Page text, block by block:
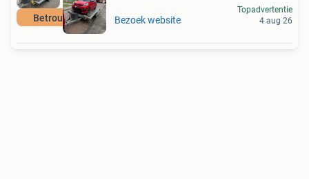
Betrouwbaar Bezoek website
Topadvertentie
4 aug 26